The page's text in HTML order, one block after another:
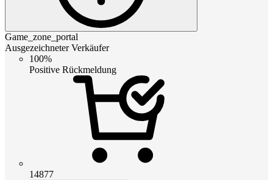
Game_zone_portal
Ausgezeichneter Verkäufer
100%
Positive Rückmeldung
14877